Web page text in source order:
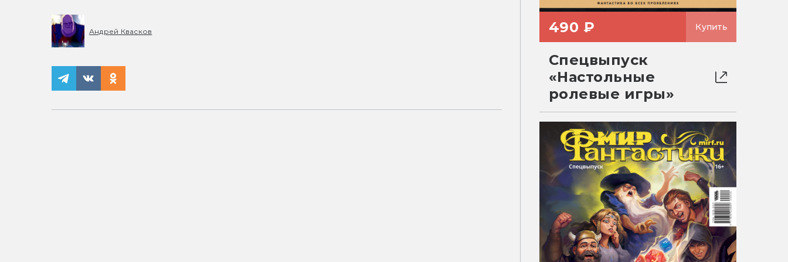
Андрей Квасков 490 ₽ Купить
Спецвыпуск
«Настольные
ролевые игры»